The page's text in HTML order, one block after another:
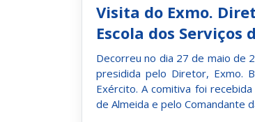
Visita do Exmo.
Escola dos Serviços
Decorreu no dia 27 de maio de
presidida pelo Diretor, Exmo.
Exército. A comitiva foi
de Almeida e pelo Comandante